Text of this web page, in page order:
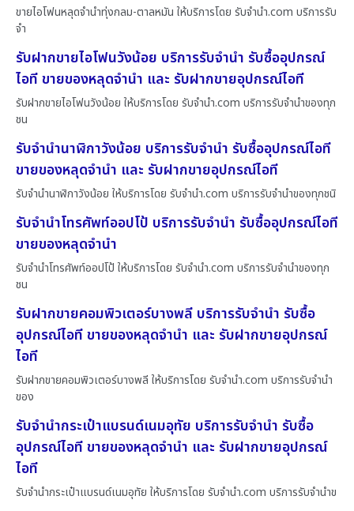
ขายไอโฟนหลุดจำนำทุ่งกลม-ตาลหมัน ให้บริการโดย รับจํานํา.com บริการรับ
จำ
รับฝากขายไอโฟนวังน้อย บริการรับจำนำ รับซื้ออุปกรณ์
ไอที ขายของหลุดจำนำ และ รับฝากขายอุปกรณ์ไอที
รับฝากขายไอโฟนวังน้อย ให้บริการโดย รับจํานํา.com บริการรับจำนำของทุก
ชน
รับจำนำนาฬิกาวังน้อย บริการรับจำนำ รับซื้ออุปกรณ์ไอที
ขายของหลุดจำนำ และ รับฝากขายอุปกรณ์ไอที
รับจำนำนาฬิกาวังน้อย ให้บริการโดย รับจํานํา.com บริการรับจำนำของทุกชนิ
รับจำนำโทรศัพท์ออปโป้ บริการรับจำนำ รับซื้ออุปกรณ์ไอที
ขายของหลุดจำนำ
รับจำนำโทรศัพท์ออปโป้ ให้บริการโดย รับจํานํา.com บริการรับจำนำของทุก
ชน
รับฝากขายคอมพิวเตอร์บางพลี บริการรับจำนำ รับซื้อ
อุปกรณ์ไอที ขายของหลุดจำนำ และ รับฝากขายอุปกรณ์
ไอที
รับฝากขายคอมพิวเตอร์บางพลี ให้บริการโดย รับจํานํา.com บริการรับจำนำ
ของ
รับจำนำกระเป๋าแบรนด์เนมอุทัย บริการรับจำนำ รับซื้อ
อุปกรณ์ไอที ขายของหลุดจำนำ และ รับฝากขายอุปกรณ์
ไอที
รับจำนำกระเป๋าแบรนด์เนมอุทัย ให้บริการโดย รับจํานํา.com บริการรับจำนำข